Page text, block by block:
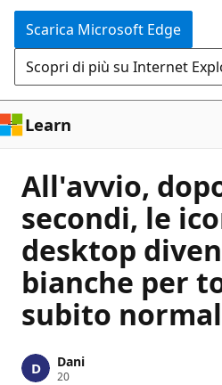
Scarica Microsoft Edge
Scopri di più su Internet
Learn
All'avvio,
secondi, le
desktop
bianche per
subito
Dani
20P